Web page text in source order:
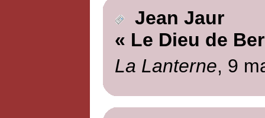
Jean Jaur
« Le Dieu de
La Lanterne, 9